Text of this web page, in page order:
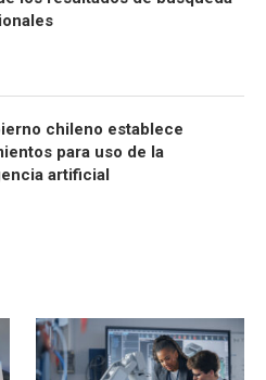
chileno establece
para uso de la
artificial